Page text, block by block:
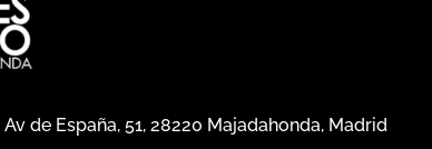
Av de España, 51, 28220 Majadahonda, Madrid